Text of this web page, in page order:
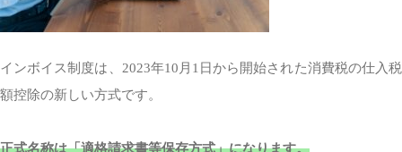
インボイス制度は、2023年10月1日から開始された消費税の仕入税
額控除の新しい方式です。
正式名称は「適格請求書等保存方式」になります。